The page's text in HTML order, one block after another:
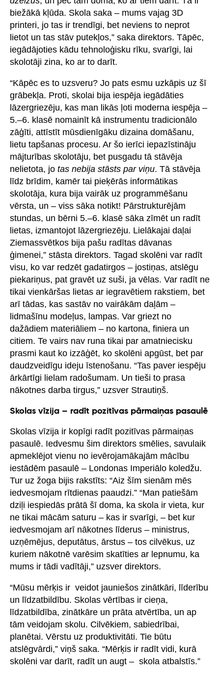
biežākā kļūda. Skola saka – mums vajag 3D
printeri, jo tas ir trendīgi, bet neviens to neprot
lietot un tas stāv putekļos,” saka direktors. Tāpēc,
iegādājoties kādu tehnoloģisku rīku, svarīgi, lai
skolotāji zina, ko ar to darīt.
“Kāpēc es to uzsveru? Jo pats esmu uzkāpis uz šī
grābekļa. Proti, skolai bija iespēja iegādāties
lāzergriezēju, kas man likās ļoti moderna iespēja –
5.–6. klasē nomainīt kā instrumentu tradicionālo
zāģīti, attīstīt mūsdienīgāku dizaina domāšanu,
lietu tapšanas procesu. Ar šo ierīci iepazīstināju
mājturības skolotāju, bet pusgadu tā stāvēja
nelietota, jo tas nebija stāsts par viņu. Tā stāvēja
līdz brīdim, kamēr tai pieķērās informātikas
skolotāja, kura bija vairāk uz programmēšanu
vērsta, un – viss sāka notikt! Pārstrukturējām
stundas, un bērni 5.–6. klasē sāka zīmēt un radīt
lietas, izmantojot lāzergriezēju. Lielākajai daļai
Ziemassvētkos bija pašu radītas dāvanas
ģimenei,” stāsta direktors. Tagad skolēni var radīt
visu, ko var redzēt gadatirgos – jostiņas, atslēgu
piekariņus, pat gravēt uz suši, ja vēlas. Var radīt ne
tikai vienkāršas lietas ar iegravētiem rakstiem, bet
arī tādas, kas sastāv no vairākām daļām –
lidmašīnu modeļus, lampas. Var griezt no
dažādiem materiāliem – no kartona, finiera un
citiem. Te vairs nav runa tikai par amatniecisku
prasmi kaut ko izzāģēt, ko skolēni apgūst, bet par
daudzveidīgu ideju īstenošanu. “Tas paver iespēju
ārkārtīgi lielam radošumam. Un tieši to prasa
nākotnes darba tirgus,” uzsver Strautiņš.
Skolas vīzija – radīt pozitīvas pārmaiņas pasaulē
Skolas vīzija ir kopīgi radīt pozitīvas pārmaiņas
pasaulē. Iedvesmu šim direktors smēlies, savulaik
apmeklējot vienu no ievērojamākajām mācību
iestādēm pasaulē – Londonas Imperiālo koledžu.
Tur uz žoga bijis rakstīts: “Aiz šīm sienām mēs
iedvesmojam rītdienas paaudzi.” “Man patiešām
dziļi iespiedās prātā šī doma, ka skola ir vieta, kur
ne tikai mācām saturu – kas ir svarīgi, – bet kur
iedvesmojam arī nākotnes līderus – ministrus,
uzņēmējus, deputātus, ārstus – tos cilvēkus, uz
kuriem nākotnē varēsim skatīties ar lepnumu, ka
mums ir tādi vadītāji,” uzsver direktors.
“Mūsu mērķis ir veidot jauniešos zinātkāri, līderību
un līdzatbildību. Skolas vērtības ir cieņa,
līdzatbildība, zinātkāre un prāta atvērtība, un ap
tām veidojam skolu. Cilvēkiem, sabiedrībai,
planētai. Vērstu uz produktivitāti. Tie būtu
atslēgvārdi,” viņš saka. “Mērķis ir radīt vidi, kurā
skolēni var darīt, radīt un augt – skola atbalstīs.”